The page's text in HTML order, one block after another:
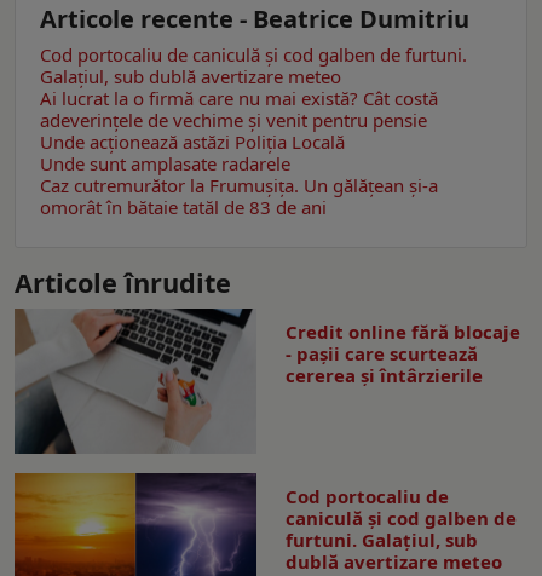
Articole recente - Beatrice Dumitriu
Cod portocaliu de caniculă și cod galben de furtuni.
Galațiul, sub dublă avertizare meteo
Ai lucrat la o firmă care nu mai există? Cât costă
adeverințele de vechime și venit pentru pensie
Unde acționează astăzi Poliția Locală
Unde sunt amplasate radarele
Caz cutremurător la Frumușița. Un gălățean și-a
omorât în bătaie tatăl de 83 de ani
Articole înrudite
Credit online fără blocaje
- pașii care scurtează
cererea și întârzierile
Cod portocaliu de
caniculă și cod galben de
furtuni. Galațiul, sub
dublă avertizare meteo